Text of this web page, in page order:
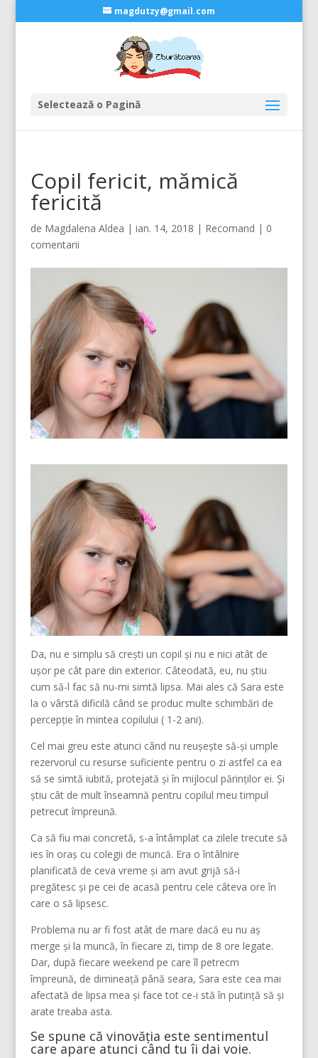
magdutzy@gmail.com
Selectează o Pagină
Copil fericit, mămică
fericită
de Magdalena Aldea | ian. 14, 2018 | Recomand | 0
comentarii
Da, nu e simplu să crești un copil și nu e nici atât de
ușor pe cât pare din exterior. Câteodată, eu, nu știu
cum să-l fac să nu-mi simtă lipsa. Mai ales că Sara este
la o vârstă dificilă când se produc multe schimbări de
percepție în mintea copilului ( 1-2 ani).
Cel mai greu este atunci când nu reușește să-și umple
rezervorul cu resurse suficiente pentru o zi astfel ca ea
să se simtă iubită, protejată și în mijlocul părinților ei. Și
știu cât de mult înseamnă pentru copilul meu timpul
petrecut împreună.
Ca să fiu mai concretă, s-a întâmplat ca zilele trecute să
ies în oraș cu colegii de muncă. Era o întâlnire
planificată de ceva vreme și am avut grijă să-i
pregătesc și pe cei de acasă pentru cele câteva ore în
care o să lipsesc.
Problema nu ar fi fost atât de mare dacă eu nu aș
merge și la muncă, în fiecare zi, timp de 8 ore legate.
Dar, după fiecare weekend pe care îl petrecm
împreună, de dimineață până seara, Sara este cea mai
afectată de lipsa mea și face tot ce-i stă în putință să și
arate treaba asta.
Se spune că vinovăția este sentimentul
care apare atunci când tu îi dai voie.